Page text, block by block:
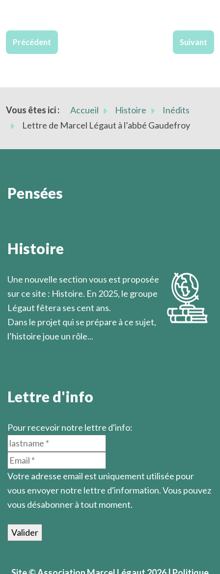
Article précédent : Projet d’argumentaire pour un
Précédent Article
Suivant
Vous êtes ici : Accueil Histoire
Inédits
Lettre de Marcel Légaut à l’abbé Gaudefroy
Pensées
propre dénuement, il peut être le prochain de
Marcel Légaut
Histoire
Une nouvelle section vous est proposée
sur ce site : Histoire. En 2025, le groupe
Légaut fêtera ses cent ans.
Dans le projet qui se prépare à ce sujet,
l’histoire joue un rôle...
Lettre d'info
Pour recevoir notre lettre d'info:
Votre adresse email est uniquement utilisée pour
vous envoyer notre lettre d'information. Vous pouvez
vous désabonner à tout moment.